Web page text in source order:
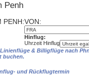
Penh
PENH:VON:
Hinflug:
Uhrzeit Hinflug
& Billigflüge nach
buchen.
und Rückflugtermin